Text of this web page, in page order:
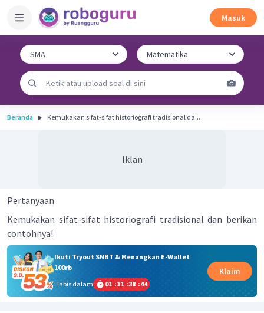
Masuk
Beranda Kemukakan sifat-sifat historiografi tradisional da...
Iklan
Pertanyaan
Kemukakan sifat-sifat historiografi tradisional dan berikan
contohnya!
Ikuti Tryout SNBT & Menangkan E-Wallet
100rb
Habis dalam
01 :11 :38 :44
Klaim